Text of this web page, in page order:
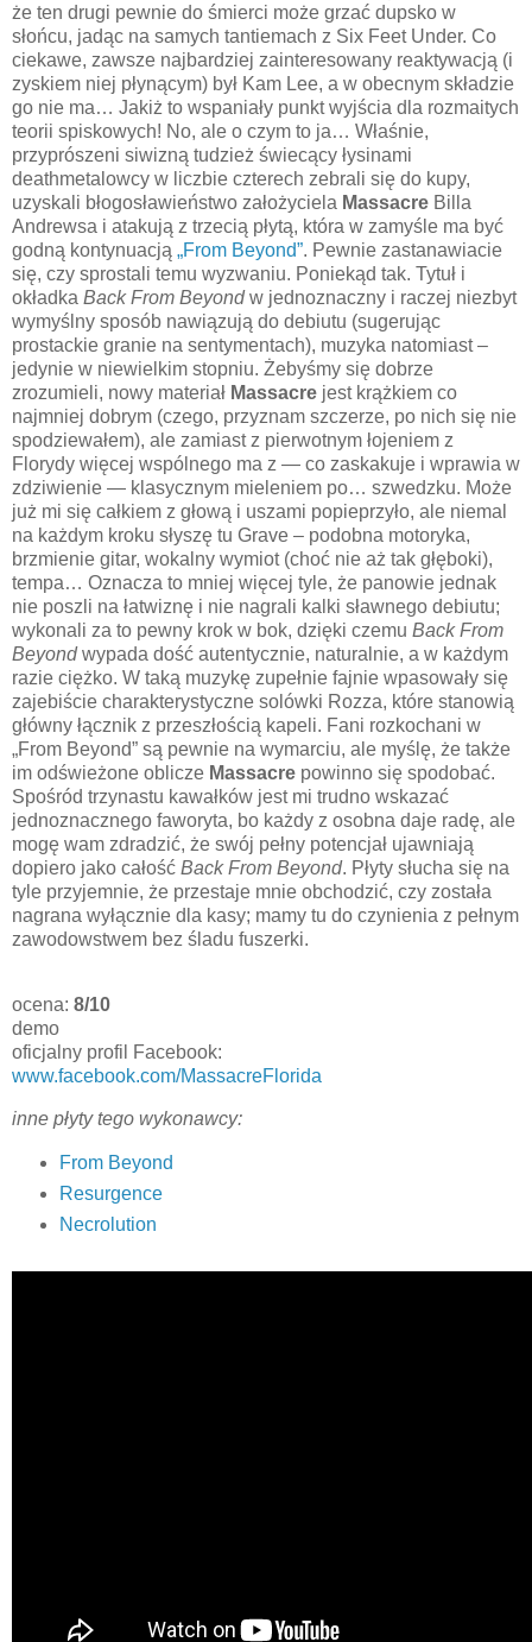
że ten drugi pewnie do śmierci może grzać dupsko w
słońcu, jadąc na samych tantiemach z Six Feet Under. Co
ciekawe, zawsze najbardziej zainteresowany reaktywacją (i
zyskiem niej płynącym) był Kam Lee, a w obecnym składzie
go nie ma… Jakiż to wspaniały punkt wyjścia dla rozmaitych
teorii spiskowych! No, ale o czym to ja… Właśnie,
przyprószeni siwizną tudzież świecący łysinami
deathmetalowcy w liczbie czterech zebrali się do kupy,
uzyskali błogosławieństwo założyciela Massacre Billa
Andrewsa i atakują z trzecią płytą, która w zamyśle ma być
godną kontynuacją „From Beyond”. Pewnie zastanawiacie
się, czy sprostali temu wyzwaniu. Poniekąd tak. Tytuł i
okładka Back From Beyondw jednoznaczny i raczej niezbyt
wymyślny sposób nawiązują do debiutu (sugerując
prostackie granie na sentymentach), muzyka natomiast –
jedynie w niewielkim stopniu. Żebyśmy się dobrze
zrozumieli, nowy materiał Massacre jest krążkiem co
najmniej dobrym (czego, przyznam szczerze, po nich się nie
spodziewałem), ale zamiast z pierwotnym łojeniem z
Florydy więcej wspólnego ma z — co zaskakuje i wprawia w
zdziwienie — klasycznym mieleniem po… szwedzku. Może
już mi się całkiem z głową i uszami popieprzyło, ale niemal
na każdym kroku słyszę tu Grave – podobna motoryka,
brzmienie gitar, wokalny wymiot (choć nie aż tak głęboki),
tempa… Oznacza to mniej więcej tyle, że panowie jednak
nie poszli na łatwiznę i nie nagrali kalki sławnego debiutu;
wykonali za to pewny krok w bok, dzięki czemu Back From
Beyondwypada dość autentycznie, naturalnie, a w każdym
razie ciężko. W taką muzykę zupełnie fajnie wpasowały się
zajebiście charakterystyczne solówki Rozza, które stanowią
główny łącznik z przeszłością kapeli. Fani rozkochani w
„From Beyond” są pewnie na wymarciu, ale myślę, że także
im odświeżone oblicze Massacre powinno się spodobać.
Spośród trzynastu kawałków jest mi trudno wskazać
jednoznacznego faworyta, bo każdy z osobna daje radę, ale
mogę wam zdradzić, że swój pełny potencjał ujawniają
dopiero jako całość Back From Beyond. Płyty słucha się na
tyle przyjemnie, że przestaje mnie obchodzić, czy została
nagrana wyłącznie dla kasy; mamy tu do czynienia z pełnym
zawodowstwem bez śladu fuszerki.
ocena: 8/10
demo
oficjalny profil Facebook:
www.facebook.com/MassacreFlorida
inne płyty tego wykonawcy:
From Beyond
Resurgence
Necrolution